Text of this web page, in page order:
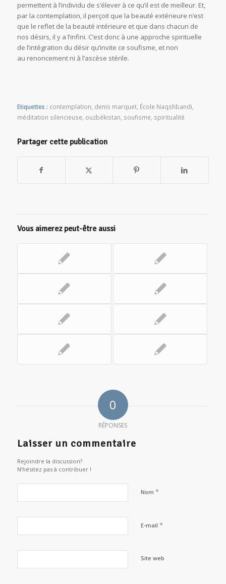
permettent à l’individu de s’élever à ce qu’il est de meilleur. Et,
par la contemplation, il perçoit que la beauté extérieure n’est
que le reflet de la beauté intérieure et que dans chacun de
nos désirs, il y a l’infini. C’est donc à une approche spirituelle
de l’intégration du désir qu’invite ce soufisme, et non
au renoncement ni à l’ascèse stérile.
Etiquettes : contemplation, denis marquet, École Naqshbandi,
méditation silencieuse, ouzbékistan, soufisme, spiritualité
Partager cette publication
Vous aimerez peut-être aussi
0
RÉPONSES
Laisser un commentaire
Rejoindre la discussion?
N’hésitez pas à contribuer !
Nom *
E-mail *
Site web